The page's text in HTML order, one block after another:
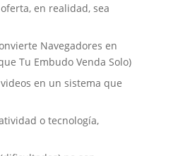
en realidad, sea
Navegadores en
Tu Embudo Venda Solo)
en un sistema que
o tecnología,